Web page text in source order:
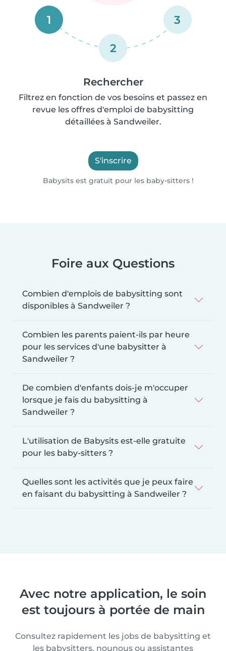
1
2
3
Rechercher
Filtrez en fonction de vos besoins et passez en
revue les offres d'emploi de babysitting
détaillées à Sandweiler.
S'inscrire
Babysits est gratuit pour les baby-sitters !
Foire aux Questions
Combien d'emplois de babysitting sont
disponibles à Sandweiler ?
Combien les parents paient-ils par heure
pour les services d'une babysitter à
Sandweiler ?
De combien d'enfants dois-je m'occuper
lorsque je fais du babysitting à
Sandweiler ?
L'utilisation de Babysits est-elle gratuite
pour les baby-sitters ?
Quelles sont les activités que je peux faire
en faisant du babysitting à Sandweiler ?
Avec notre application, le soin
est toujours à portée de main
Consultez rapidement les jobs de babysitting et
les babysitters, nounous ou assistantes